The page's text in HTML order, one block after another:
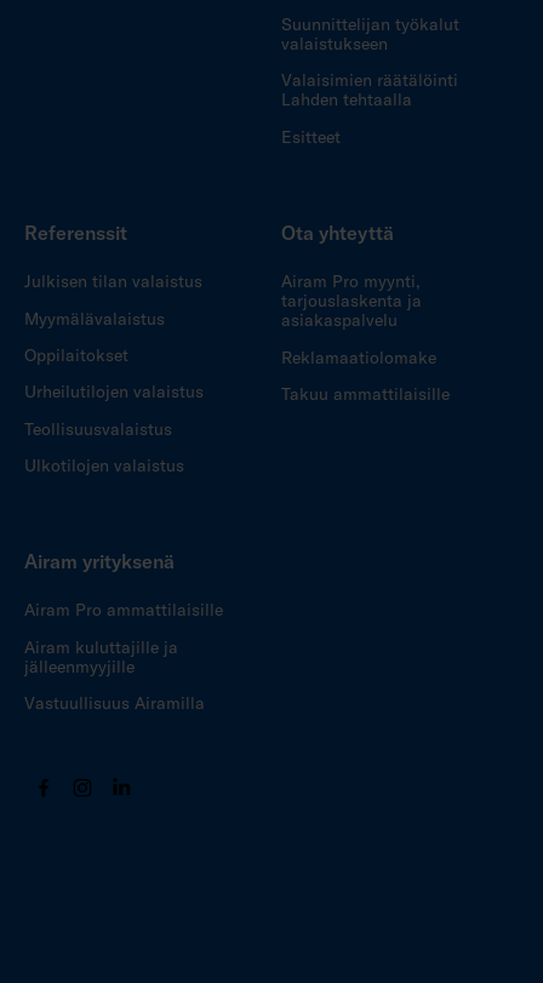
Suunnittelijan työkalut
valaistukseen
Valaisimien räätälöinti
Lahden tehtaalla
Esitteet
Referenssit
Julkisen tilan valaistus
Myymälävalaistus
Oppilaitokset
Urheilutilojen valaistus
Teollisuusvalaistus
Ulkotilojen valaistus
Ota yhteyttä
Airam Pro myynti,
tarjouslaskenta ja
asiakaspalvelu
Reklamaatiolomake
Takuu ammattilaisille
Airam yrityksenä
Airam Pro ammattilaisille
Airam kuluttajille ja
jälleenmyyjille
Vastuullisuus Airamilla